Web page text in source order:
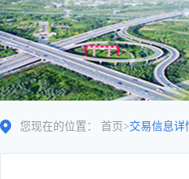
您现在的位置： 首页 >交易信息详